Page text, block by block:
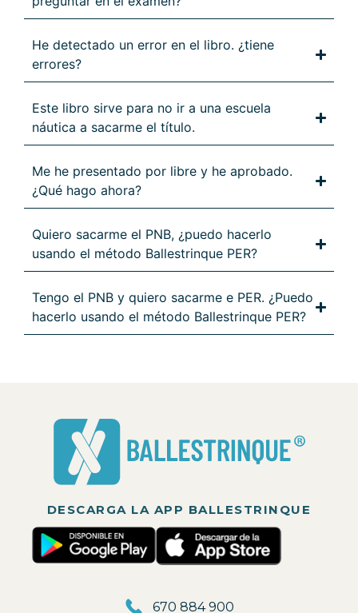
He detectado un error en el libro. ¿tiene
errores?
Este libro sirve para no ir a una escuela
náutica a sacarme el título.
Me he presentado por libre y he aprobado.
¿Qué hago ahora?
Quiero sacarme el PNB, ¿puedo hacerlo
usando el método Ballestrinque PER?
Tengo el PNB y quiero sacarme e PER. ¿Puedo
hacerlo usando el método Ballestrinque PER?
670 884 900
DESCARGA LA APP BALLESTRINQUE